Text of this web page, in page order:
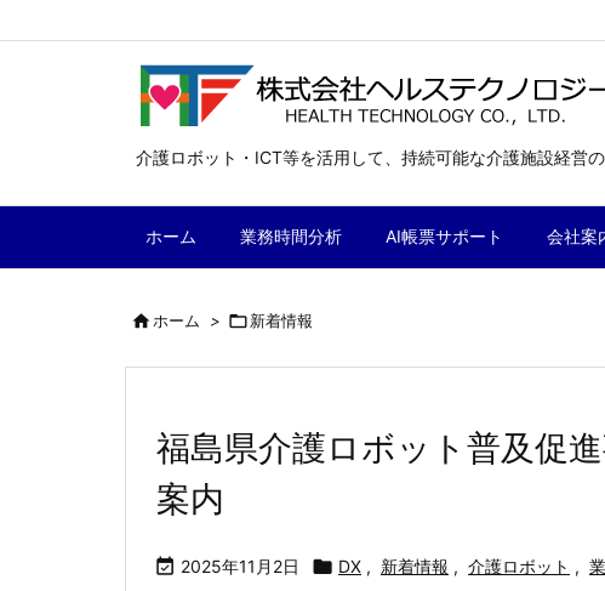
介護ロボット・ICT等を活用して、持続可能な介護施設経営
ホーム 業務時間分析 AI帳票サポート 会社案
ホーム > 新着情報
福島県介護ロボット普及促
案内
 2025年11月2日  DX , 新着情報 , 介護ロボット ,